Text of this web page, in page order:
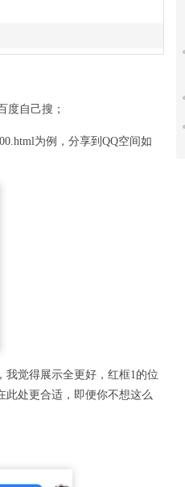
度自己搜；
为例，分享到QQ空间如
我觉得展示全更好，红框1的位
此处更合适，即便你不想这么